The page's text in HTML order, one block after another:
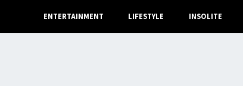
ENTERTAINMENT LIFESTYLE INSOLITE